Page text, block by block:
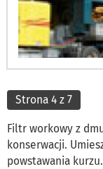
Strona 4 z 7
Filtr workowy z
konserwacji.
powstawania